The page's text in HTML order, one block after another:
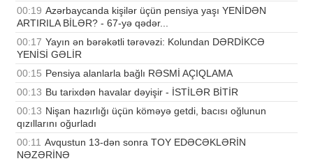
00:19 Azərbaycanda kişilər üçün pensiya yaşı YENİDƏN
ARTIRILA BİLƏR? - 67-yə qədər...
00:17 Yayın ən bərəkətli tərəvəzi: Kolundan DƏRDİKCƏ
YENİSİ GƏLİR
00:15 Pensiya alanlarla bağlı RƏSMİ AÇIQLAMA
00:13 Bu tarixdən havalar dəyişir - İSTİLƏR BİTİR
00:13 Nişan hazırlığı üçün köməyə getdi, bacısı oğlunun
qızıllarını oğurladı
00:11 Avqustun 13-dən sonra TOY EDƏCƏKLƏRİN
NƏZƏRİNƏ